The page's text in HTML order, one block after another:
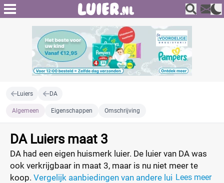
Luiers DA
Algemeen Eigenschappen Omschrijving
DA Luiers maat 3
DA had een eigen huismerk luier. De luier van DA was
ook verkrijgbaar in maat 3, maar is nu niet meer te
koop. Vergelijk aanbiedingen van andere luiers.Lees meer